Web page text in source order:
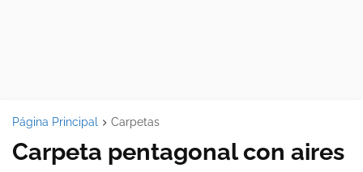
Página Principal Carpetas
Carpeta pentagonal con aires